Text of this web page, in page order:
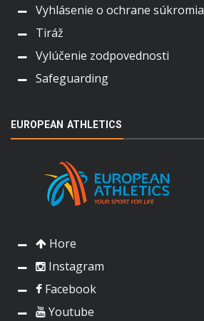
Vyhlásenie o ochrane súkromia
Tiráž
Vylúčenie zodpovednosti
Safeguarding
EUROPEAN ATHLETICS
Hore
Instagram
Facebook
Youtube